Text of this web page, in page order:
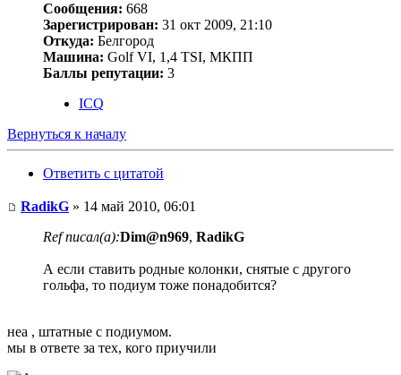
Сообщения: 668
Зарегистрирован: 31 окт 2009, 21:10
Откуда: Белгород
Машина: Golf VI, 1,4 TSI, МКПП
Баллы репутации: 3
ICQ
Вернуться к началу
Ответить с цитатой
RadikG » 14 май 2010, 06:01
Ref писал(а):Dim@n969, RadikG
А если ставить родные колонки, снятые с другого
гольфа, то подиум тоже понадобится?
неа , штатные с подиумом.
мы в ответе за тех, кого приучили